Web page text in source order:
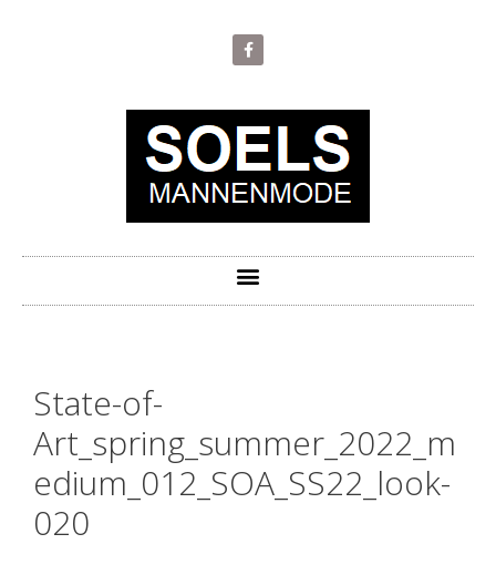
State-of-
Art_spring_summer_2022_m
edium_012_SOA_SS22_look-
020